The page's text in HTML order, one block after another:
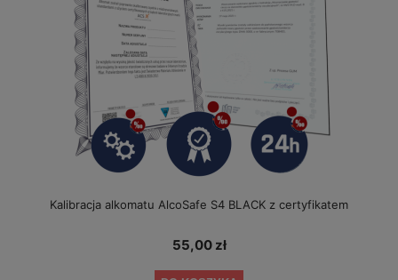
Kalibracja alkomatu AlcoSafe S4 BLACK z certyfikatem
55,00 zł